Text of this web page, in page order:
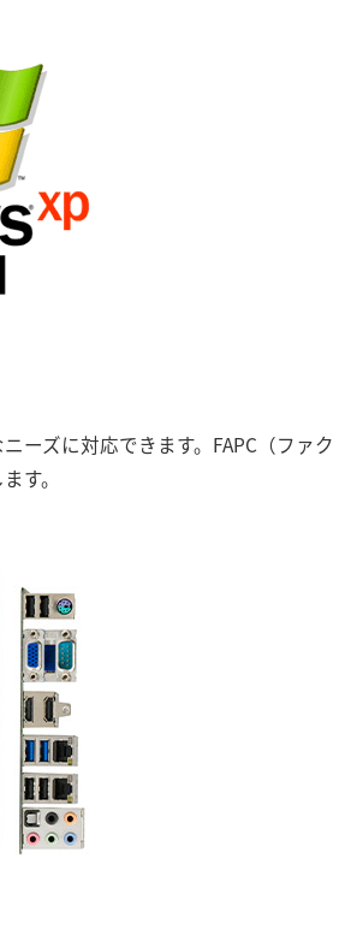
ーズに対応できます。FAPC（ファ
す。